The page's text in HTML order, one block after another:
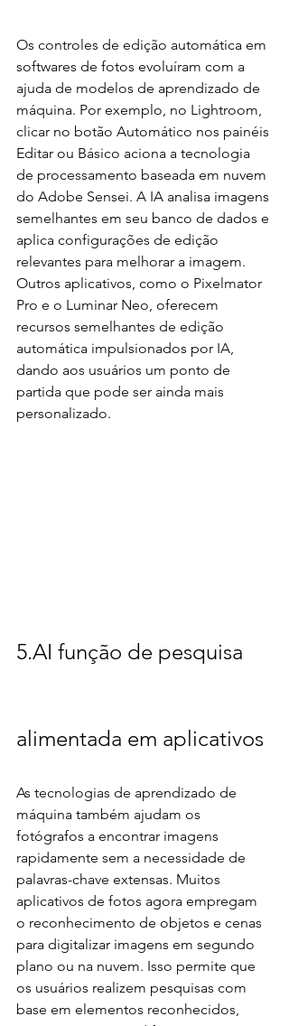
Os controles de edição automática em
softwares de fotos evoluíram com a
ajuda de modelos de aprendizado de
máquina. Por exemplo, no Lightroom,
clicar no botão Automático nos painéis
Editar ou Básico aciona a tecnologia
de processamento baseada em nuvem
do Adobe Sensei. A IA analisa imagens
semelhantes em seu banco de dados e
aplica configurações de edição
relevantes para melhorar a imagem.
Outros aplicativos, como o Pixelmator
Pro e o Luminar Neo, oferecem
recursos semelhantes de edição
automática impulsionados por IA,
dando aos usuários um ponto de
partida que pode ser ainda mais
personalizado.
5.AI função de pesquisa
alimentada em aplicativos
As tecnologias de aprendizado de
máquina também ajudam os
fotógrafos a encontrar imagens
rapidamente sem a necessidade de
palavras-chave extensas. Muitos
aplicativos de fotos agora empregam
o reconhecimento de objetos e cenas
para digitalizar imagens em segundo
plano ou na nuvem. Isso permite que
os usuários realizem pesquisas com
base em elementos reconhecidos,